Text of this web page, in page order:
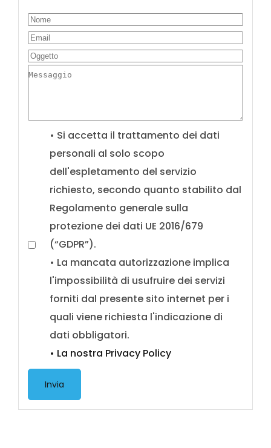
• Si accetta il trattamento dei dati
personali al solo scopo
dell'espletamento del servizio
richiesto, secondo quanto stabilito dal
Regolamento generale sulla
protezione dei dati UE 2016/679
(“GDPR”).
• La mancata autorizzazione implica
l'impossibilità di usufruire dei servizi
forniti dal presente sito internet per i
quali viene richiesta l'indicazione di
dati obbligatori.
• La nostra Privacy Policy
Invia